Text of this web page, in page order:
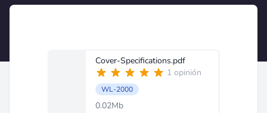
Cover-Specifications.pdf
1 opinión
WL-2000
0.02Mb